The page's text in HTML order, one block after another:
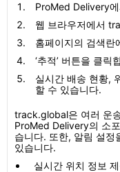
ProMed Delivery
웹 브라우저에서
홈페이지의 검색란
‘추적’ 버튼을 클릭
실시간 배송 현황,
할 수 있습니다.
track.global은 여러 운
ProMed Delivery의 소
습니다. 또한, 알림 설정
있습니다.
실시간 위치 정보